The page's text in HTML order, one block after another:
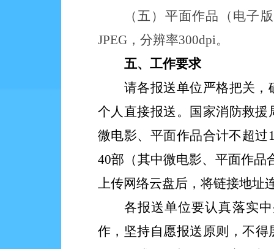
（五）平面作品（电子
JPEG，分辨率300dpi。
五、 工作要求
请各报送单位严格把关，
个人直接报送。
国家消防救
微电影、平面作品合计不超过
40部（其中微电影、平面作品
上传网络云盘后，将链接地址
各报送单位要认真落实
作，坚持自愿报送原则，不